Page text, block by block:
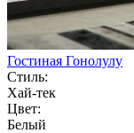
Гостиная Гонолулу
Стиль:
Хай-тек
Цвет:
Белый